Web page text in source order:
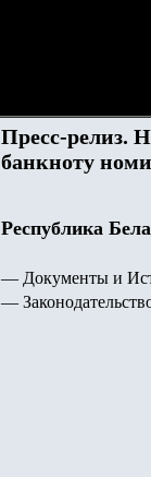
Пресс-релиз.
банкноту
Республика
— Документы и
—